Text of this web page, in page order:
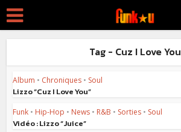
Tag - Cuz I Love You
Album • Chroniques • Soul
Lizzo “Cuz I Love You”
Funk • Hip-Hop • News • R&B • Sorties • Soul
Vidéo : Lizzo “Juice”